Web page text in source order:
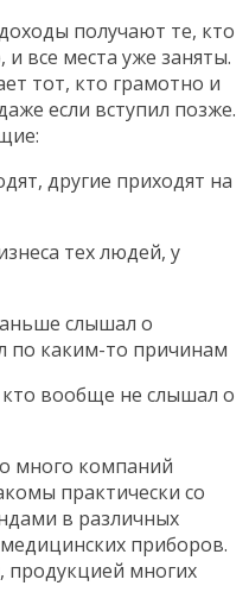
получают те, кто
все места уже заняты.
тот, кто грамотно и
если вступил позже.
другие приходят на
тех людей, у
слышал о
по каким-то причинам
вообще не слышал о
много компаний
практически со
в различных
приборов.
продукцией многих